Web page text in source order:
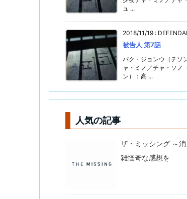
ュ ...
2018/11/19 :
被告人 第7話
パク・ジョンウ（チソ
ャ・ミノ／チャ・ソノ
ン）：高 ...
人気の記事
ザ・ミッシング ～
雑怪奇な感想を